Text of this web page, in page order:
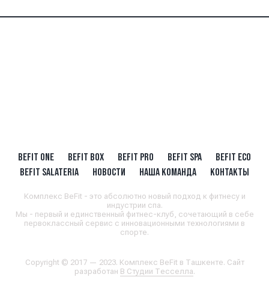
BEFIT ONE BEFIT BOX BEFIT PRO BEFIT SPA
BEFIT ECO
BEFIT SALATERIA
НОВОСТИ НАША КОМАНДА КОНТАКТЫ
Комплекс BeFit - это абсолютно новый подход к фитнесу и
индустрии спа.
Мы - первый и единственный фитнес-клуб, сочетающий в себе
первоклассный сервис с инновационными технологиями в
спорте.
Copyright © 2017 — 2023. Комплекс BeFit в Ташкенте. Сайт
разработан В Студии Тесселла.